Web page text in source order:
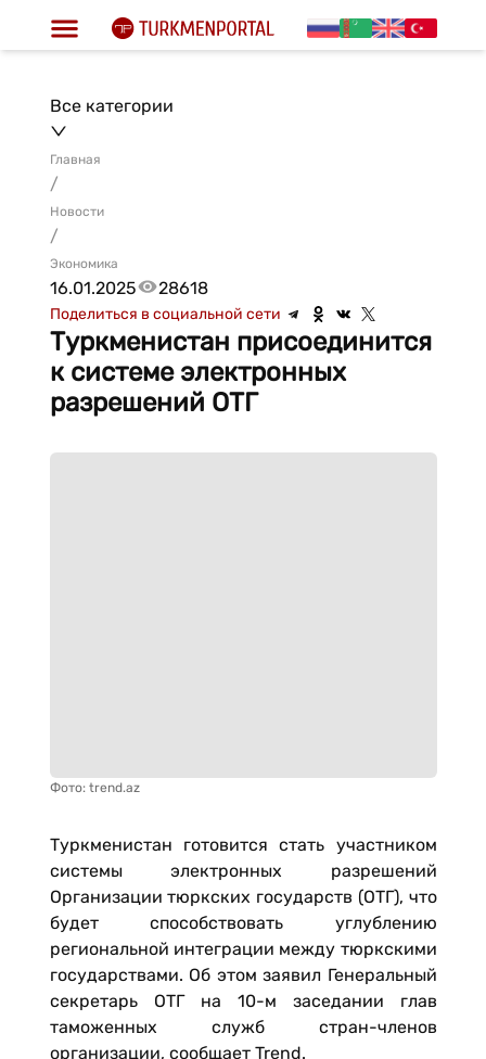
Все категории
Главная
/
Новости
/
Экономика
16.01.2025 28618
Поделиться в социальной сети
Туркменистан присоединится
к системе электронных
разрешений ОТГ
Фото: trend.az
Туркменистан готовится стать участником
системы электронных разрешений
Организации тюркских государств (ОТГ), что
будет способствовать углублению
региональной интеграции между тюркскими
государствами. Об этом заявил Генеральный
секретарь ОТГ на 10-м заседании глав
таможенных служб стран-членов
организации, сообщает Trend.